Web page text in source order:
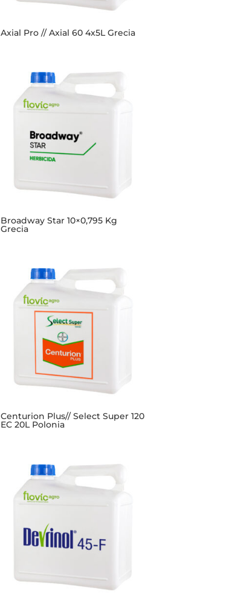
Axial Pro // Axial 60 4x5L Grecia
Broadway Star 10×0,795 Kg
Grecia
Centurion Plus// Select Super 120
EC 20L Polonia